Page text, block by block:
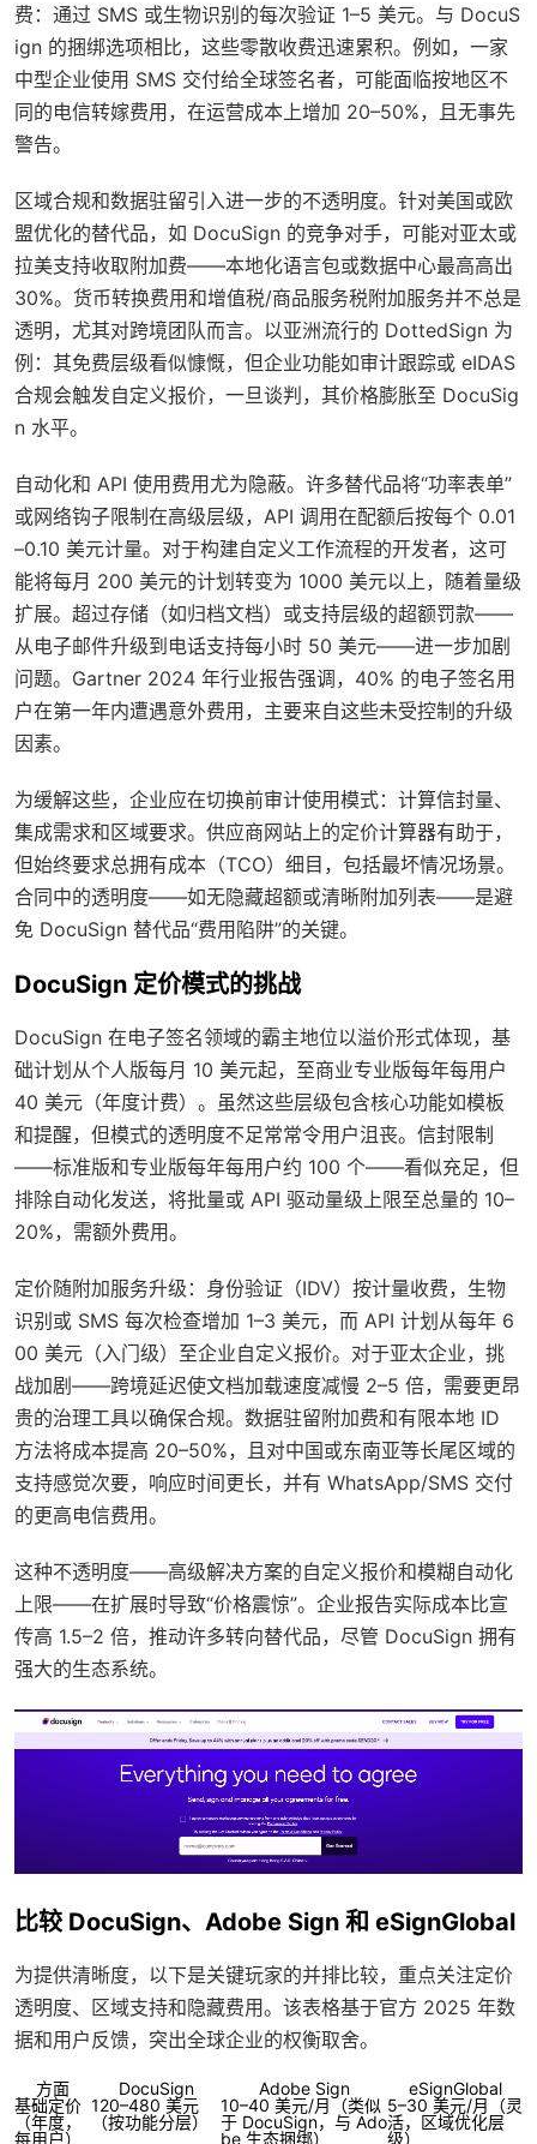
费：通过 SMS 或生物识别的每次验证 1–5 美元。与 DocuS
ign 的捆绑选项相比，这些零散收费迅速累积。例如，一家
中型企业使用 SMS 交付给全球签名者，可能面临按地区不
同的电信转嫁费用，在运营成本上增加 20–50%，且无事先
警告。
区域合规和数据驻留引入进一步的不透明度。针对美国或欧
盟优化的替代品，如 DocuSign 的竞争对手，可能对亚太或
拉美支持收取附加费——本地化语言包或数据中心最高高出
30%。货币转换费用和增值税/商品服务税附加服务并不总是
透明，尤其对跨境团队而言。以亚洲流行的 DottedSign 为
例：其免费层级看似慷慨，但企业功能如审计跟踪或 eIDAS
合规会触发自定义报价，一旦谈判，其价格膨胀至 DocuSig
n 水平。
自动化和 API 使用费用尤为隐蔽。许多替代品将“功率表单”
或网络钩子限制在高级层级，API 调用在配额后按每个 0.01
–0.10 美元计量。对于构建自定义工作流程的开发者，这可
能将每月 200 美元的计划转变为 1000 美元以上，随着量级
扩展。超过存储（如归档文档）或支持层级的超额罚款——
从电子邮件升级到电话支持每小时 50 美元——进一步加剧
问题。Gartner 2024 年行业报告强调，40% 的电子签名用
户在第一年内遭遇意外费用，主要来自这些未受控制的升级
因素。
为缓解这些，企业应在切换前审计使用模式：计算信封量、
集成需求和区域要求。供应商网站上的定价计算器有助于，
但始终要求总拥有成本（TCO）细目，包括最坏情况场景。
合同中的透明度——如无隐藏超额或清晰附加列表——是避
免 DocuSign 替代品“费用陷阱”的关键。
DocuSign 定价模式的挑战
DocuSign 在电子签名领域的霸主地位以溢价形式体现，基
础计划从个人版每月 10 美元起，至商业专业版每年每用户
40 美元（年度计费）。虽然这些层级包含核心功能如模板
和提醒，但模式的透明度不足常常令用户沮丧。信封限制
——标准版和专业版每年每用户约 100 个——看似充足，但
排除自动化发送，将批量或 API 驱动量级上限至总量的 10–
20%，需额外费用。
定价随附加服务升级：身份验证（IDV）按计量收费，生物
识别或 SMS 每次检查增加 1–3 美元，而 API 计划从每年 6
00 美元（入门级）至企业自定义报价。对于亚太企业，挑
战加剧——跨境延迟使文档加载速度减慢 2–5 倍，需要更昂
贵的治理工具以确保合规。数据驻留附加费和有限本地 ID
方法将成本提高 20–50%，且对中国或东南亚等长尾区域的
支持感觉次要，响应时间更长，并有 WhatsApp/SMS 交付
的更高电信费用。
这种不透明度——高级解决方案的自定义报价和模糊自动化
上限——在扩展时导致“价格震惊”。企业报告实际成本比宣
传高 1.5–2 倍，推动许多转向替代品，尽管 DocuSign 拥有
强大的生态系统。
比较 DocuSign、Adobe Sign 和 eSignGlobal
为提供清晰度，以下是关键玩家的并排比较，重点关注定价
透明度、区域支持和隐藏费用。该表格基于官方 2025 年数
据和用户反馈，突出全球企业的权衡取舍。
方面 DocuSign Adobe Sign
eSignGlobal
基础定价
（年度，
每用户）
120–480 美元
（按功能分层）
10–40 美元/月（类似
于 DocuSign，与 Ado
be 生态捆绑）
5–30 美元/月（灵
活，区域优化层
级）